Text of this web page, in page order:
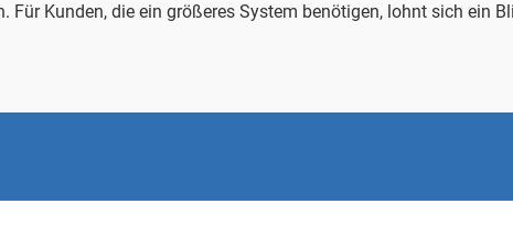
Für Kunden, die ein größeres System benötigen, lohnt sich ein